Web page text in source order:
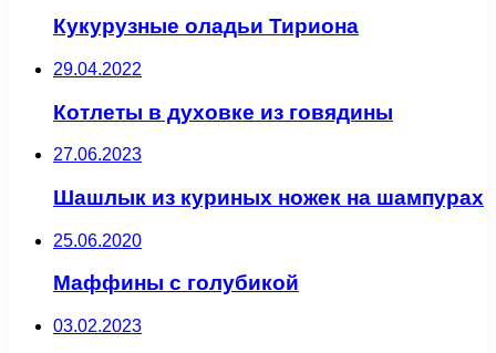
Кукурузные оладьи Тириона
29.04.2022
Котлеты в духовке из говядины
27.06.2023
Шашлык из куриных ножек на шампурах
25.06.2020
Маффины с голубикой
03.02.2023